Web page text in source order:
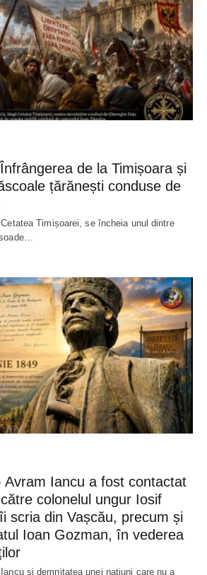
de la Timișoara și
țărănești conduse de
Timișoarei, se încheia unul dintre
Avram Iancu a fost contactat
colonelul ungur Iosif
scria din Vașcău, precum și
Ioan Gozman, în vederea
și demnitatea unei națiuni care nu a